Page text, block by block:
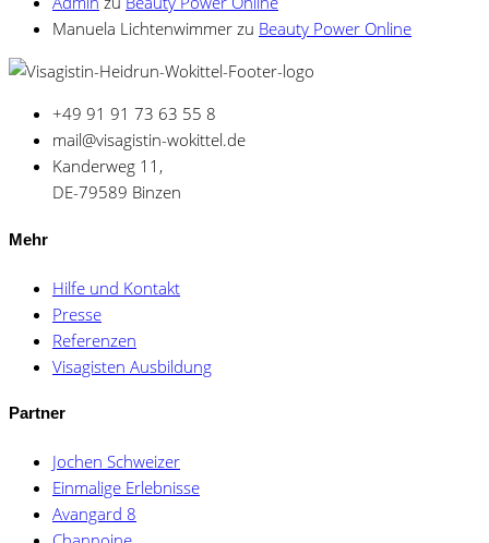
Manuela Lichtenwimmer zu Beauty Power Online
+49 91 91 73 63 55 8
mail@visagistin-wokittel.de
Kanderweg 11,
DE-79589 Binzen
Mehr
Hilfe und Kontakt
Presse
Referenzen
Visagisten Ausbildung
Partner
Jochen Schweizer
Einmalige Erlebnisse
Avangard 8